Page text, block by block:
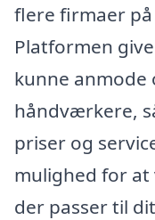
flere firmaer
Platformen
kunne anmode
håndværkere,
priser og
mulighed for
der passer til